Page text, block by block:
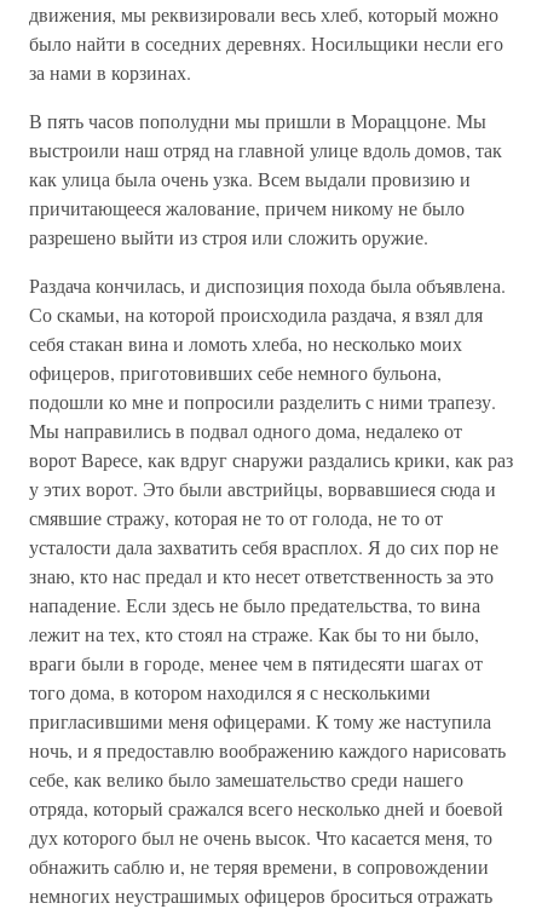
движения, мы реквизировали весь хлеб, который можно
было найти в соседних деревнях. Носильщики несли его
за нами в корзинах.
В пять часов пополудни мы пришли в Мораццоне. Мы
выстроили наш отряд на главной улице вдоль домов, так
как улица была очень узка. Всем выдали провизию и
причитающееся жалование, причем никому не было
разрешено выйти из строя или сложить оружие.
Раздача кончилась, и диспозиция похода была объявлена.
Со скамьи, на которой происходила раздача, я взял для
себя стакан вина и ломоть хлеба, но несколько моих
офицеров, приготовивших себе немного бульона,
подошли ко мне и попросили разделить с ними трапезу.
Мы направились в подвал одного дома, недалеко от
ворот Варесе, как вдруг снаружи раздались крики, как раз
у этих ворот. Это были австрийцы, ворвавшиеся сюда и
смявшие стражу, которая не то от голода, не то от
усталости дала захватить себя врасплох. Я до сих пор не
знаю, кто нас предал и кто несет ответственность за это
нападение. Если здесь не было предательства, то вина
лежит на тех, кто стоял на страже. Как бы то ни было,
враги были в городе, менее чем в пятидесяти шагах от
того дома, в котором находился я с несколькими
пригласившими меня офицерами. К тому же наступила
ночь, и я предоставлю воображению каждого нарисовать
себе, как велико было замешательство среди нашего
отряда, который сражался всего несколько дней и боевой
дух которого был не очень высок. Что касается меня, то
обнажить саблю и, не теряя времени, в сопровождении
немногих неустрашимых офицеров броситься отражать